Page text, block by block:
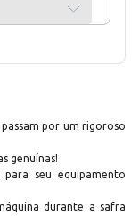
por um rigoroso
genuínas!
seu equipamento
durante a safra